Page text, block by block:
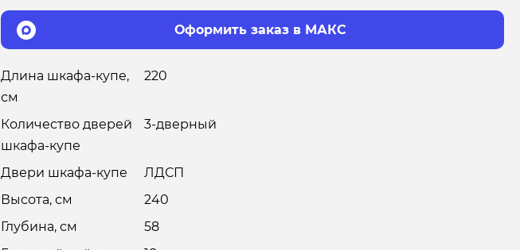
Оформить заказ в МАКС
Длина шкафа-купе,
см
220
Количество дверей
шкафа-купе
3-дверный
Двери шкафа-купе
ЛДСП
Высота, см
240
Глубина, см
58